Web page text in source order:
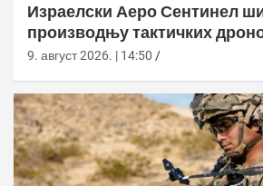
Израелски Аеро Сентинел
производњу тактичких
нова тржишта
9. август 2026. | 14:50